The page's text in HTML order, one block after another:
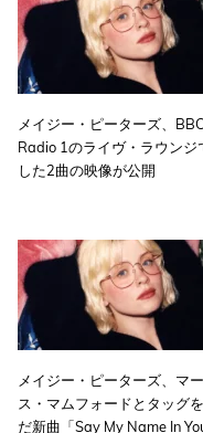
メイジー・ピーターズ、BBC
Radio 1のライヴ・ラウンジ
した2曲の映像が公開
メイジー・ピーターズ、マ
ス・マムフォードとタッグ
だ新曲「Say My Name In